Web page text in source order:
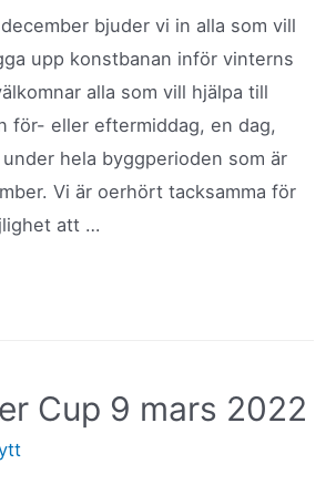
bjuder vi in alla som vill
upp konstbanan inför vinterns
alla som vill hjälpa till
för- eller eftermiddag, en dag,
hela byggperioden som är
Vi är oerhört tacksamma för
att …
Cup 9 mars 2022